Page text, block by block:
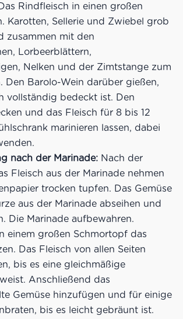
Rindfleisch in einen großen
Karotten, Sellerie und Zwiebel grob
zusammen mit den
Lorbeerblättern,
Nelken und der Zimtstange zum
Den Barolo-Wein darüber gießen,
vollständig bedeckt ist. Den
und das Fleisch für 8 bis 12
marinieren lassen, dabei
nach der Marinade:Nach der
Fleisch aus der Marinade nehmen
trocken tupfen. Das Gemüse
aus der Marinade abseihen und
Die Marinade aufbewahren.
einem großen Schmortopf das
Das Fleisch von allen Seiten
bis es eine gleichmäßige
Anschließend das
Gemüse hinzufügen und für einige
bis es leicht gebräunt ist.